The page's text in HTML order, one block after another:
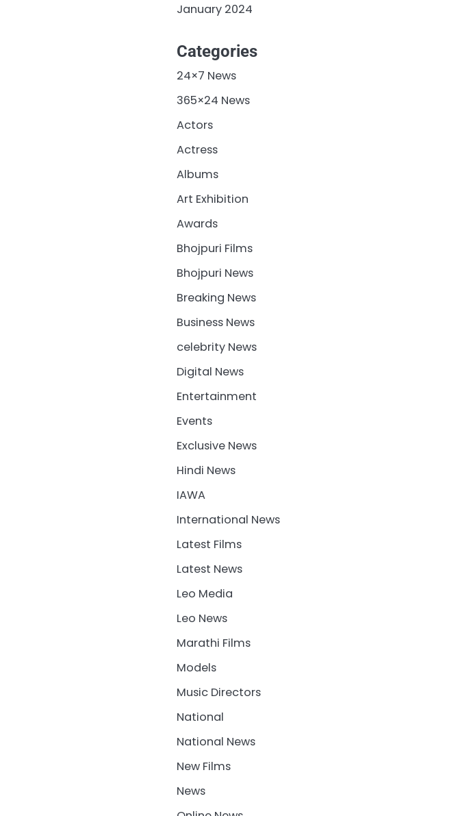
January 2024
Categories
24×7 News
365×24 News
Actors
Actress
Albums
Art Exhibition
Awards
Bhojpuri Films
Bhojpuri News
Breaking News
Business News
celebrity News
Digital News
Entertainment
Events
Exclusive News
Hindi News
IAWA
International News
Latest Films
Latest News
Leo Media
Leo News
Marathi Films
Models
Music Directors
National
National News
New Films
News